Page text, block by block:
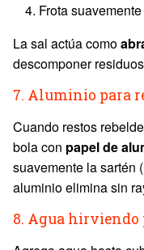
Frota
La sal actúa como
descomponer
7. Aluminio para
Cuando restos
bola con papel de
suavemente la sartén
aluminio elimina sin
8. Agua hirviendo